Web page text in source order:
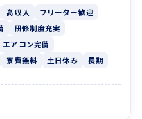
高収入
フリーター歓迎
研修制度充実
エアコン完備
寮費無料 土日休み
長期